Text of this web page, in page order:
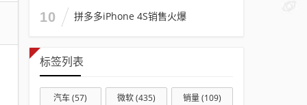
10 拼多多iPhone 4S销售火爆
标签列表
汽车(57) 微软(435) 销量(109)